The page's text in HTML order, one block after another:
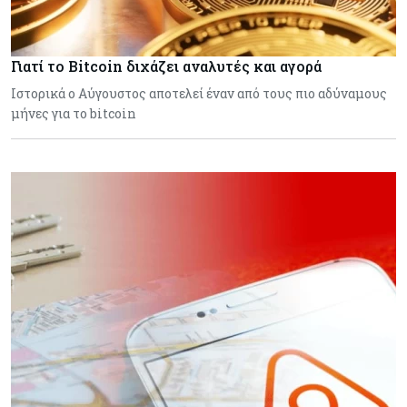
Γιατί το Bitcoin διχάζει αναλυτές και αγορά
Ιστορικά ο Αύγουστος αποτελεί έναν από τους πιο αδύναμους
μήνες για το bitcoin